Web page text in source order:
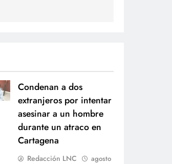
Condenan a dos
extranjeros por intentar
asesinar a un hombre
durante un atraco en
Cartagena
Redacción LNC
agosto